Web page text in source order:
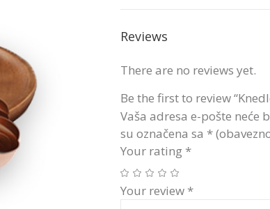
Reviews
There are no reviews yet.
Be the first to review
Vaša adresa e-pošte neće
su označena sa *
Your rating *
Your review *